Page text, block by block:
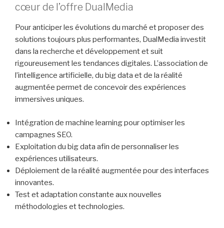
cœur de l’offre DualMedia
Pour anticiper les évolutions du marché et proposer des
solutions toujours plus performantes, DualMedia investit
dans la recherche et développement et suit
rigoureusement les tendances digitales. L’association de
l’intelligence artificielle, du big data et de la réalité
augmentée permet de concevoir des expériences
immersives uniques.
Intégration de machine learning pour optimiser les
campagnes SEO.
Exploitation du big data afin de personnaliser les
expériences utilisateurs.
Déploiement de la réalité augmentée pour des interfaces
innovantes.
Test et adaptation constante aux nouvelles
méthodologies et technologies.